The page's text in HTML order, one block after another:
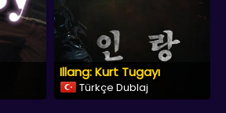
Illang: Kurt Tugayı
Türkçe Dublaj